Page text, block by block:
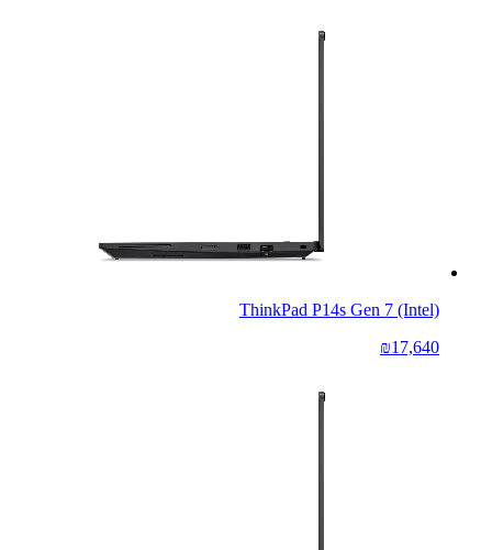
ThinkPad P14s Gen 7 (Intel)
₪17,640